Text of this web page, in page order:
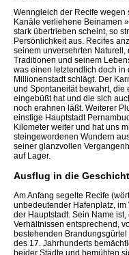
Wenngleich der Recife wegen
Kanäle verliehene Beinamen
stark übertrieben scheint, so
Persönlichkeit aus. Recifes
seinem unversehrten Naturell,
Traditionen und seinem
was einen letztendlich doch in
Millionenstadt schlägt. Der
und Spontaneität bewahrt, die
eingebüßt hat und die sich
noch erahnen läßt. Weiterer
einstige Hauptstadt
Kilometer weiter und hat uns
steingewordenen Wundern
seiner glanzvollen
auf Lager.
Ausflug in die
Am Anfang segelte Recife
unbedeutender Hafenplatz, im
der Hauptstadt. Sein Name
Verhältnissen entsprechend,
bestehenden
des 17. Jahrhunderts
beider Städte und bemühten